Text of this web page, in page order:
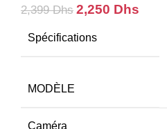
2,399Dhs Le
initial
2,250 Dhs
Spécifications
MODÈLE
Caméra